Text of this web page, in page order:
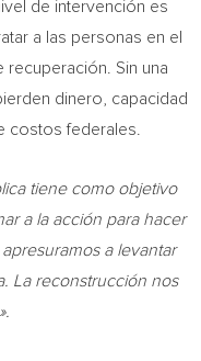
de intervención es
a las personas en el
Sin una
dinero, capacidad
costos federales.
tiene como objetivo
a la acción para hacer
a levantar
La reconstrucción nos